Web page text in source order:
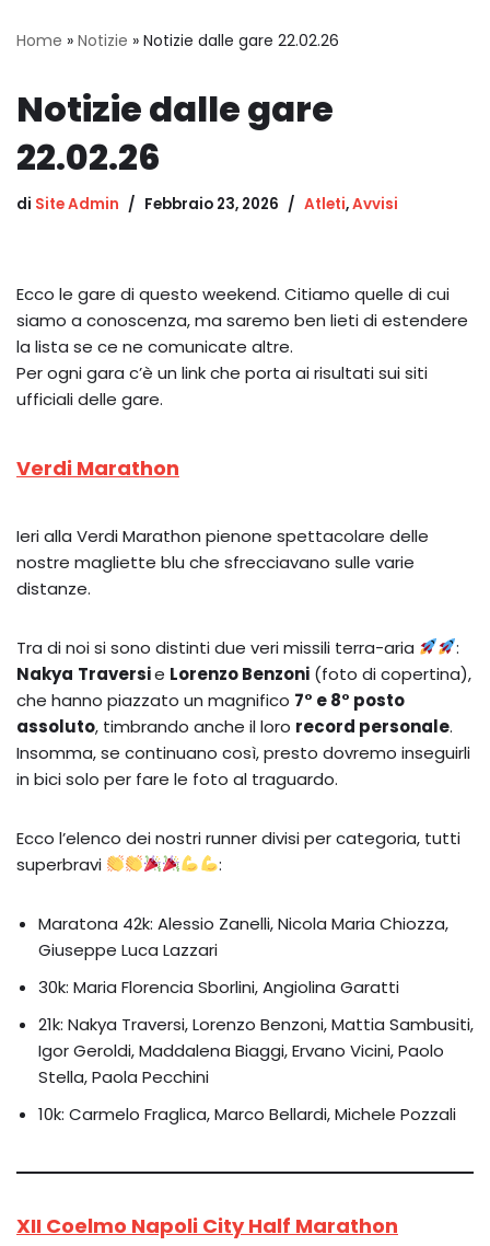
Home » Notizie » Notizie dalle gare 22.02.26
Notizie dalle gare
22.02.26
di Site Admin Febbraio 23, 2026 Atleti,Avvisi
Ecco le gare di questo weekend. Citiamo quelle di cui
siamo a conoscenza, ma saremo ben lieti di estendere
la lista se ce ne comunicate altre.
Per ogni gara c’è un link che porta ai risultati sui siti
ufficiali delle gare.
Verdi Marathon
Ieri alla Verdi Marathon pienone spettacolare delle
nostre magliette blu che sfrecciavano sulle varie
distanze.
Tra di noi si sono distinti due veri missili terra-aria
:
Nakya Traversie Lorenzo Benzoni (foto di copertina),
che hanno piazzato un magnifico 7° e 8° posto
assoluto, timbrando anche il loro record personale.
Insomma, se continuano così, presto dovremo inseguirli
in bici solo per fare le foto al traguardo.
Ecco l’elenco dei nostri runner divisi per categoria, tutti
superbravi
:
Maratona 42k: Alessio Zanelli, Nicola Maria Chiozza,
Giuseppe Luca Lazzari
30k: Maria Florencia Sborlini, Angiolina Garatti
21k: Nakya Traversi, Lorenzo Benzoni, Mattia Sambusiti,
Igor Geroldi, Maddalena Biaggi, Ervano Vicini, Paolo
Stella, Paola Pecchini
10k: Carmelo Fraglica, Marco Bellardi, Michele Pozzali
XII Coelmo Napoli City Half Marathon